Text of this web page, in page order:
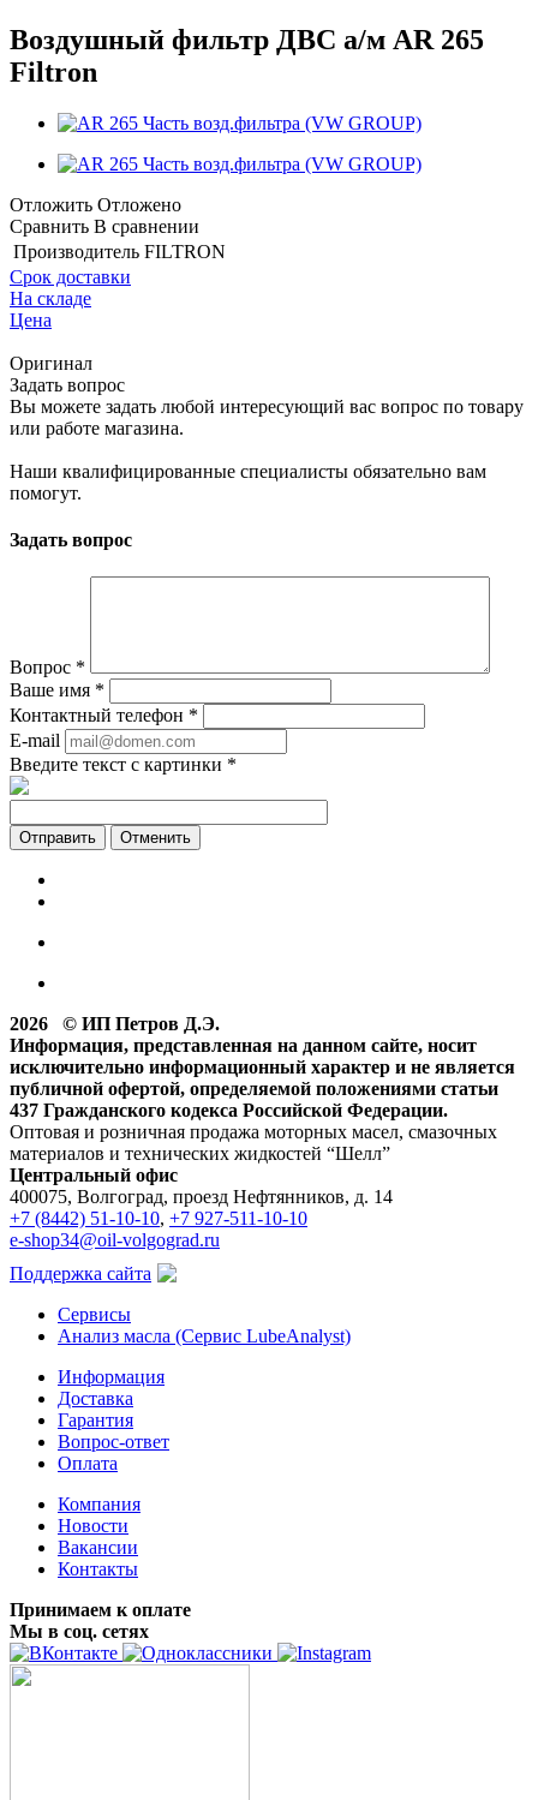
Воздушный фильтр ДВС а/м AR 265
Filtron
Отложить Отложено
Сравнить В сравнении
Производитель FILTRON
Срок доставки
На складе
Цена
Оригинал
Задать вопрос
Вы можете задать любой интересующий вас вопрос по товару
или работе магазина.
Наши квалифицированные специалисты обязательно вам
помогут.
Задать вопрос
Вопрос *
Ваше имя *
Контактный телефон *
E-mail
Введите текст с картинки *
Отменить
2026 © ИП Петров Д.Э.
Информация, представленная на данном сайте, носит
исключительно информационный характер и не является
публичной офертой, определяемой положениями статьи
437 Гражданского кодекса Российской Федерации.
Оптовая и розничная продажа моторных масел, смазочных
материалов и технических жидкостей “Шелл”
Центральный офис
400075, Волгоград, проезд Нефтянников, д. 14
+7 (8442) 51-10-10, +7 927-511-10-10
e-shop34@oil-volgograd.ru
Поддержка сайта
Сервисы
Анализ масла (Сервис LubeAnalyst)
Информация
Доставка
Гарантия
Вопрос-ответ
Оплата
Компания
Новости
Вакансии
Контакты
Принимаем к оплате
Мы в соц. сетях